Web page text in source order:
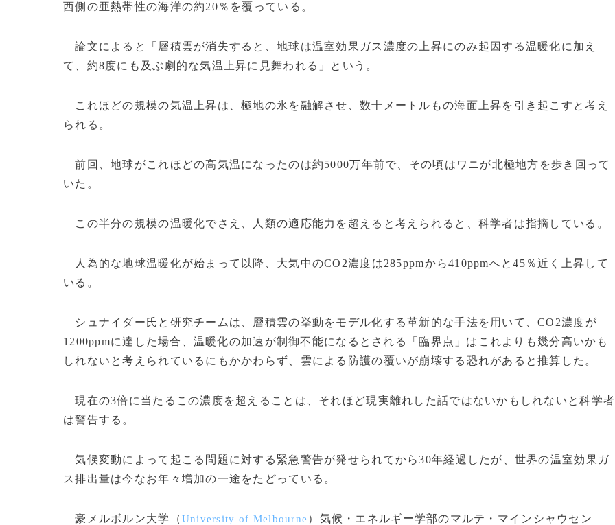
西側の亜熱帯性の海洋の約20％を覆っている。
論文によると「層積雲が消失すると、地球は温室効果ガス濃度の上昇にのみ起因する温暖化に加え
て、約8度にも及ぶ劇的な気温上昇に見舞われる」という。
これほどの規模の気温上昇は、極地の氷を融解させ、数十メートルもの海面上昇を引き起こすと考え
られる。
前回、地球がこれほどの高気温になったのは約5000万年前で、その頃はワニが北極地方を歩き回って
いた。
この半分の規模の温暖化でさえ、人類の適応能力を超えると考えられると、科学者は指摘している。
人為的な地球温暖化が始まって以降、大気中のCO2濃度は285ppmから410ppmへと45％近く上昇して
いる。
シュナイダー氏と研究チームは、層積雲の挙動をモデル化する革新的な手法を用いて、CO2濃度が
1200ppmに達した場合、温暖化の加速が制御不能になるとされる「臨界点」はこれよりも幾分高いかも
しれないと考えられているにもかかわらず、雲による防護の覆いが崩壊する恐れがあると推算した。
現在の3倍に当たるこの濃度を超えることは、それほど現実離れした話ではないかもしれないと科学者
は警告する。
気候変動によって起こる問題に対する緊急警告が発せられてから30年経過したが、世界の温室効果ガ
ス排出量は今なお年々増加の一途をたどっている。
豪メルボルン大学（University of Melbourne ）気候・エネルギー学部のマルテ・マインシャウセン